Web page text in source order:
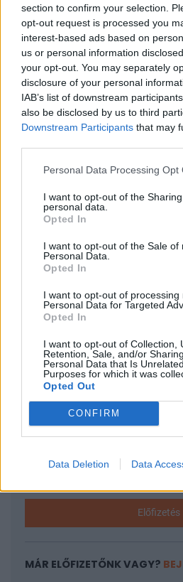
section to confirm your selection.
opt-out request is processed you
interest-based ads based on
us or personal information
your opt-out. You may separately
disclosure of your personal
IAB’s list of downstream
also be disclosed by us to third
Downstream Participants that may
Personal Data Processing Opt
I want to opt-out of the
personal data.
Opted In
I want to opt-out of the Sale of
Personal Data.
Opted In
I want to opt-out of processing
Personal Data for Targeted
Opted In
I want to opt-out of Collection,
Retention, Sale, and/or
Personal Data that Is
Purposes for which it was
Opted Out
CONFIRM
Data Deletion Data
egy év haladékot kapna
olajembargó alól és akár a
nyúlhatnak az alkudozások
csomagról. Később aztán az
még pénteken délután is
Brüsszel és Budapest között
témájában és elképzelhető,
Back to Europe 2026Az áprilisi
kiemelt célja az uniós források
hosszabb távon az euró
adhatnak az uniós pénzek a
kérdéssel foglalkozik a Portfolio
szakértőkkel...
KEDVES OLVASÓNK!
A keresett cikk a portfolio.hu
tartozik, melynek olvasása
Az előfizetés a következőket
Portfolio.hu teljes
Kötéslisták: BÉT elmúlt 2
Előfizetés
MÁR ELŐFIZETŐNK VAGY?